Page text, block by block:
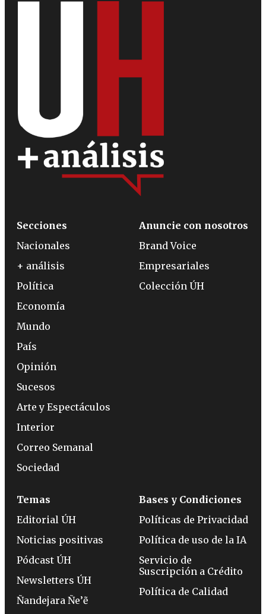
Secciones
Nacionales
+ análisis
Política
Economía
Mundo
País
Opinión
Sucesos
Arte y Espectáculos
Interior
Correo Semanal
Sociedad
Anuncie con nosotros
Brand Voice
Empresariales
Colección ÚH
Temas
Editorial ÚH
Noticias positivas
Pódcast ÚH
Newsletters ÚH
Ñandejara Ñe’ẽ
Bases y Condiciones
Políticas de Privacidad
Política de uso de la IA
Servicio de
Suscripción a Crédito
Política de Calidad